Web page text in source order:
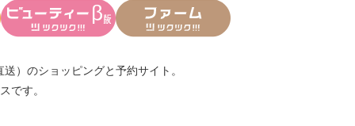
） のショッピングと予約サイト。
です。